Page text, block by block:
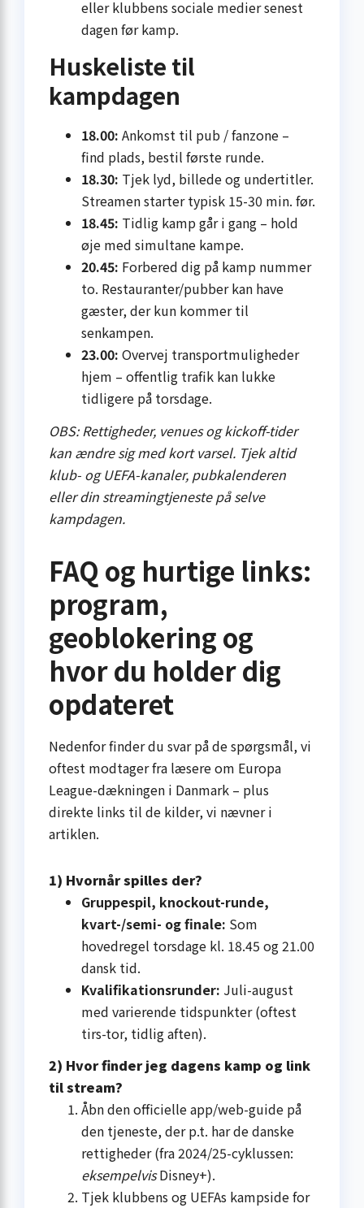
eller klubbens sociale medier senest
dagen før kamp.
Huskeliste til
kampdagen
18.00: Ankomst til pub / fanzone –
find plads, bestil første runde.
18.30: Tjek lyd, billede og under­titler.
Streamen starter typisk 15-30 min. før.
18.45: Tidlig kamp går i gang – hold
øje med simultane kampe.
20.45: Forbered dig på kamp nummer
to. Restauranter/pubber kan have
gæster, der kun kommer til
senkampen.
23.00: Overvej transport­muligheder
hjem – offentlig trafik kan lukke
tidligere på torsdage.
OBS: Rettigheder, venues og kickoff-tider
kan ændre sig med kort varsel. Tjek altid
klub- og UEFA-kanaler, pub­kalenderen
eller din streaming­tjeneste på selve
kampdagen.
FAQ og hurtige links:
program,
geoblokering og
hvor du holder dig
opdateret
Nedenfor finder du svar på de spørgsmål, vi
oftest modtager fra læsere om Europa
League-dækningen i Danmark – plus
direkte links til de kilder, vi nævner i
artiklen.
1) Hvornår spilles der?
Gruppespil, knockout-runde,
kvart-/semi- og finale: Som
hovedregel torsdage kl. 18.45 og 21.00
dansk tid.
Kvalifikationsrunder: Juli-august
med varierende tidspunkter (oftest
tirs-tor, tidlig aften).
2) Hvor finder jeg dagens kamp og link
til stream?
Åbn den officielle app/web-guide på
den tjeneste, der p.t. har de danske
rettigheder (fra 2024/25-cyklussen:
eksempelvisDisney+).
Tjek klubbens og UEFAs kampside for